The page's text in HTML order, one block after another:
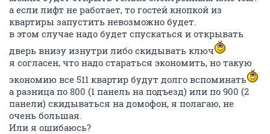
а если лифт не работает, то гостей кнопкой из
квартиры запустить невозможно будет.
в этом случае надо будет спускаться и открывать
дверь внизу изнутри либо скидывать ключ
я согласен, что надо стараться экономить, но такую
экономию все 511 квартир будут долго вспоминать
а разница по 800 (1 панель на подъезд) или по 900 (2
панели) скидываться на домофон, я полагаю, не
очень большая.
Или я ошибаюсь?